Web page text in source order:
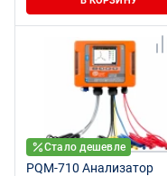
Стало дешевле
PQM-710 Анализатор